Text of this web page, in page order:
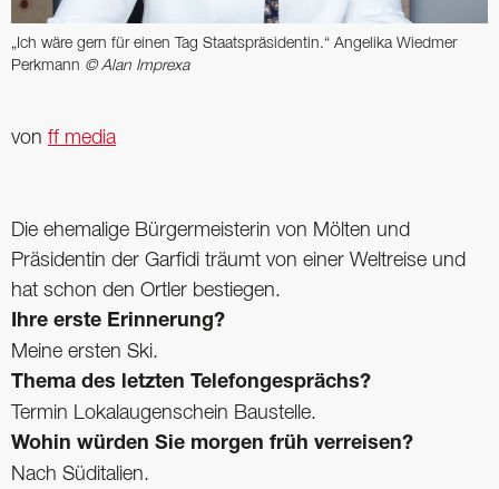
„Ich wäre gern für einen Tag Staatspräsidentin.“ Angelika Wiedmer
Perkmann © Alan Imprexa
von ff media
Die ehemalige Bürgermeisterin von Mölten und
Präsidentin der Garfidi träumt von einer Weltreise und
hat schon den Ortler bestiegen.
Ihre erste Erinnerung?
Meine ersten Ski.
Thema des letzten Telefongesprächs?
Termin Lokalaugenschein Baustelle.
Wohin würden Sie morgen früh verreisen?
Nach Süditalien.